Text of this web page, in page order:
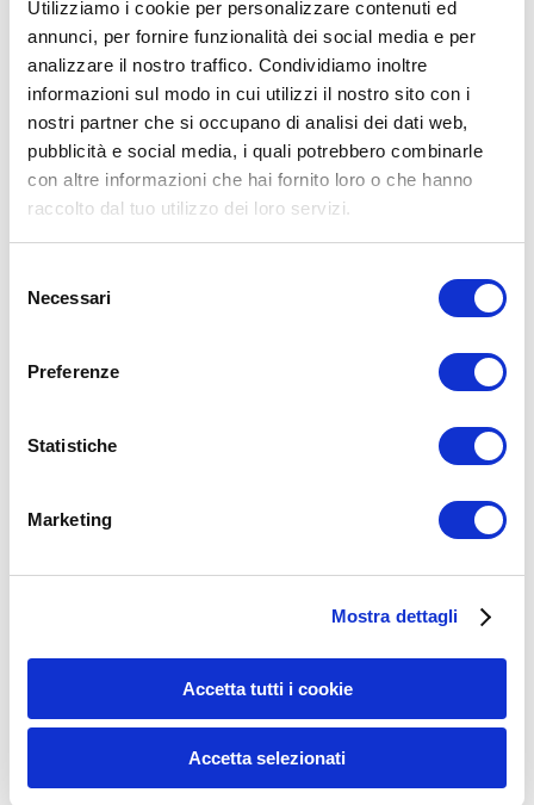
Utilizziamo i cookie per personalizzare contenuti ed
annunci, per fornire funzionalità dei social media e per
analizzare il nostro traffico. Condividiamo inoltre
informazioni sul modo in cui utilizzi il nostro sito con i
nostri partner che si occupano di analisi dei dati web,
pubblicità e social media, i quali potrebbero combinarle
con altre informazioni che hai fornito loro o che hanno
raccolto dal tuo utilizzo dei loro servizi.
delNecessari
Preferenze
Statistiche
Marketing
Mostra dettagli
Accetta tutti i cookie
Accetta selezionati
ALLENATI CON ME!
15WORKOUT
addominali scolpiti(39)
Allenamento aerobico(16)
Allenamento con il TRX(36)
Allenamento Donne(75)